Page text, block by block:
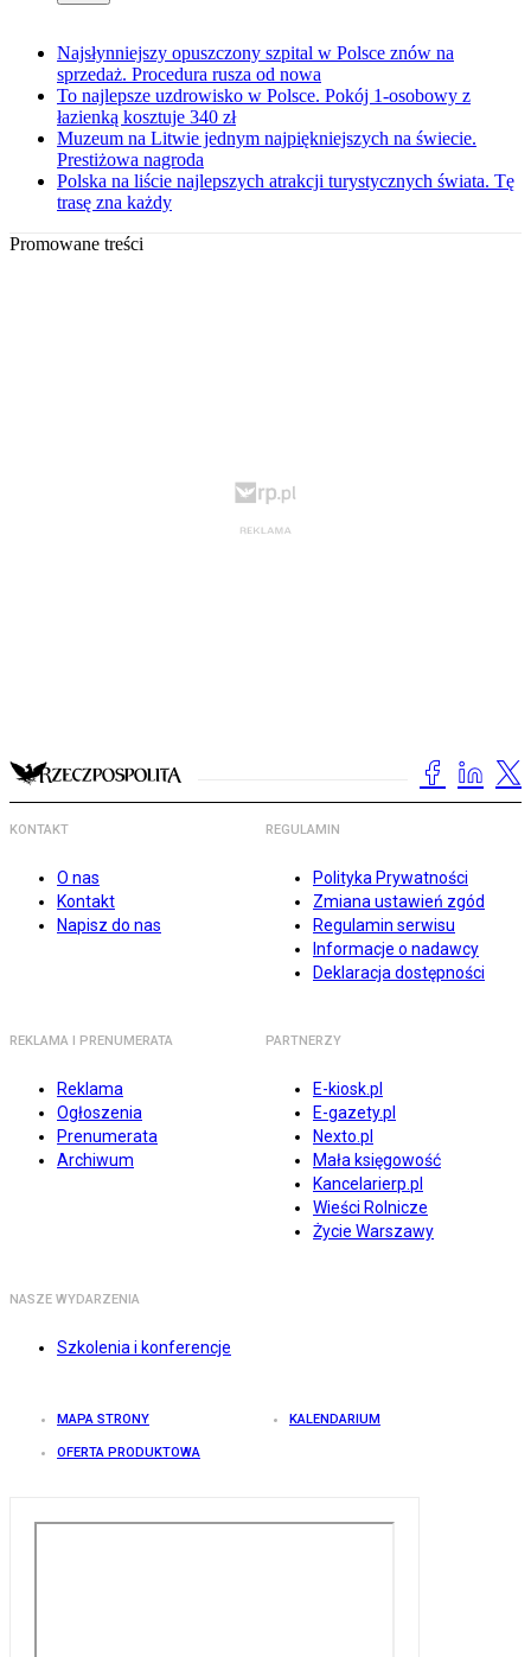
Najsłynniejszy opuszczony szpital w Polsce znów na
sprzedaż. Procedura rusza od nowa
To najlepsze uzdrowisko w Polsce. Pokój 1-osobowy z
łazienką kosztuje 340 zł
Muzeum na Litwie jednym najpiękniejszych na świecie.
Prestiżowa nagroda
Polska na liście najlepszych atrakcji turystycznych świata. Tę
trasę zna każdy
Promowane treści
KONTAKT
O nas
Kontakt
Napisz do nas
REGULAMIN
Polityka Prywatności
Zmiana ustawień zgód
Regulamin serwisu
Informacje o nadawcy
Deklaracja dostępności
REKLAMA I PRENUMERATA
Reklama
Ogłoszenia
Prenumerata
Archiwum
PARTNERZY
E-kiosk.pl
E-gazety.pl
Nexto.pl
Mała księgowość
Kancelarierp.pl
Wieści Rolnicze
Życie Warszawy
NASZE WYDARZENIA
Szkolenia i konferencje
MAPA STRONY KALENDARIUM
OFERTA PRODUKTOWA